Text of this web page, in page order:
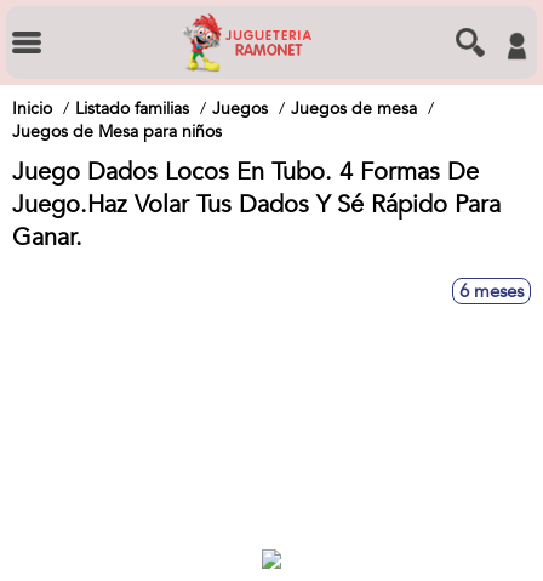
Inicio Listado familias Juegos
Juegos de mesa
Juegos de Mesa para niños
Juego Dados Locos En Tubo. 4 Formas De
Juego.Haz Volar Tus Dados Y Sé Rápido Para
Ganar.
6 meses